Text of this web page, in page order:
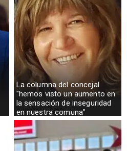
La columna del concejal
"hemos visto un aumento en
la sensación de inseguridad
en nuestra comuna"